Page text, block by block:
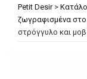
Petit Desir>
ζωγραφισμένα στο
στρόγγυλο και